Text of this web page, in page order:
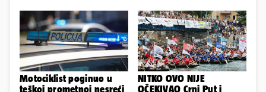
napravim...'
Motociklist poginuo u
teškoj prometnoj nesreći
NITKO OVO NIJE
OČEKIVAO Crni Put i